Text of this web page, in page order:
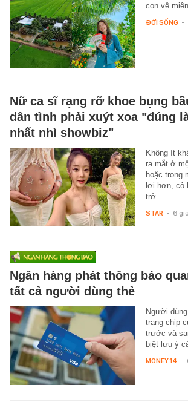
con về
ĐỜI SỐNG -
Nữ ca sĩ rạng rỡ khoe bụng
dân tình phải xuýt xoa "đúng
nhất nhì showbiz"
Không ít
ra mắt ở
hoặc trong
lợi hơn, cô
trở…
STAR - 6
Ngân hàng phát thông báo
tất cả người dùng thẻ
Người
trạng chip
trước và
biệt lưu ý
MONEY.14 -